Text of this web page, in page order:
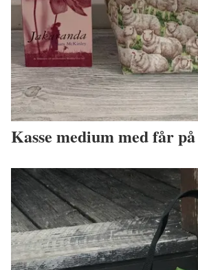
Kasse medium med får